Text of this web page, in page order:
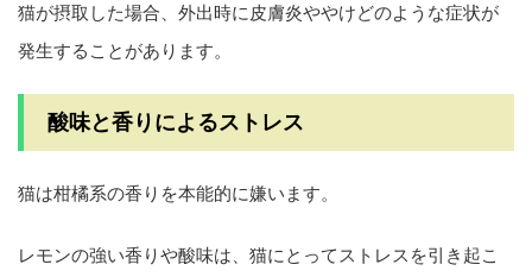
猫が摂取した場合、外出時に皮膚炎ややけどのような症状が
発生することがあります。
酸味と香りによるストレス
猫は柑橘系の香りを本能的に嫌います。
レモンの強い香りや酸味は、猫にとってストレスを引き起こ